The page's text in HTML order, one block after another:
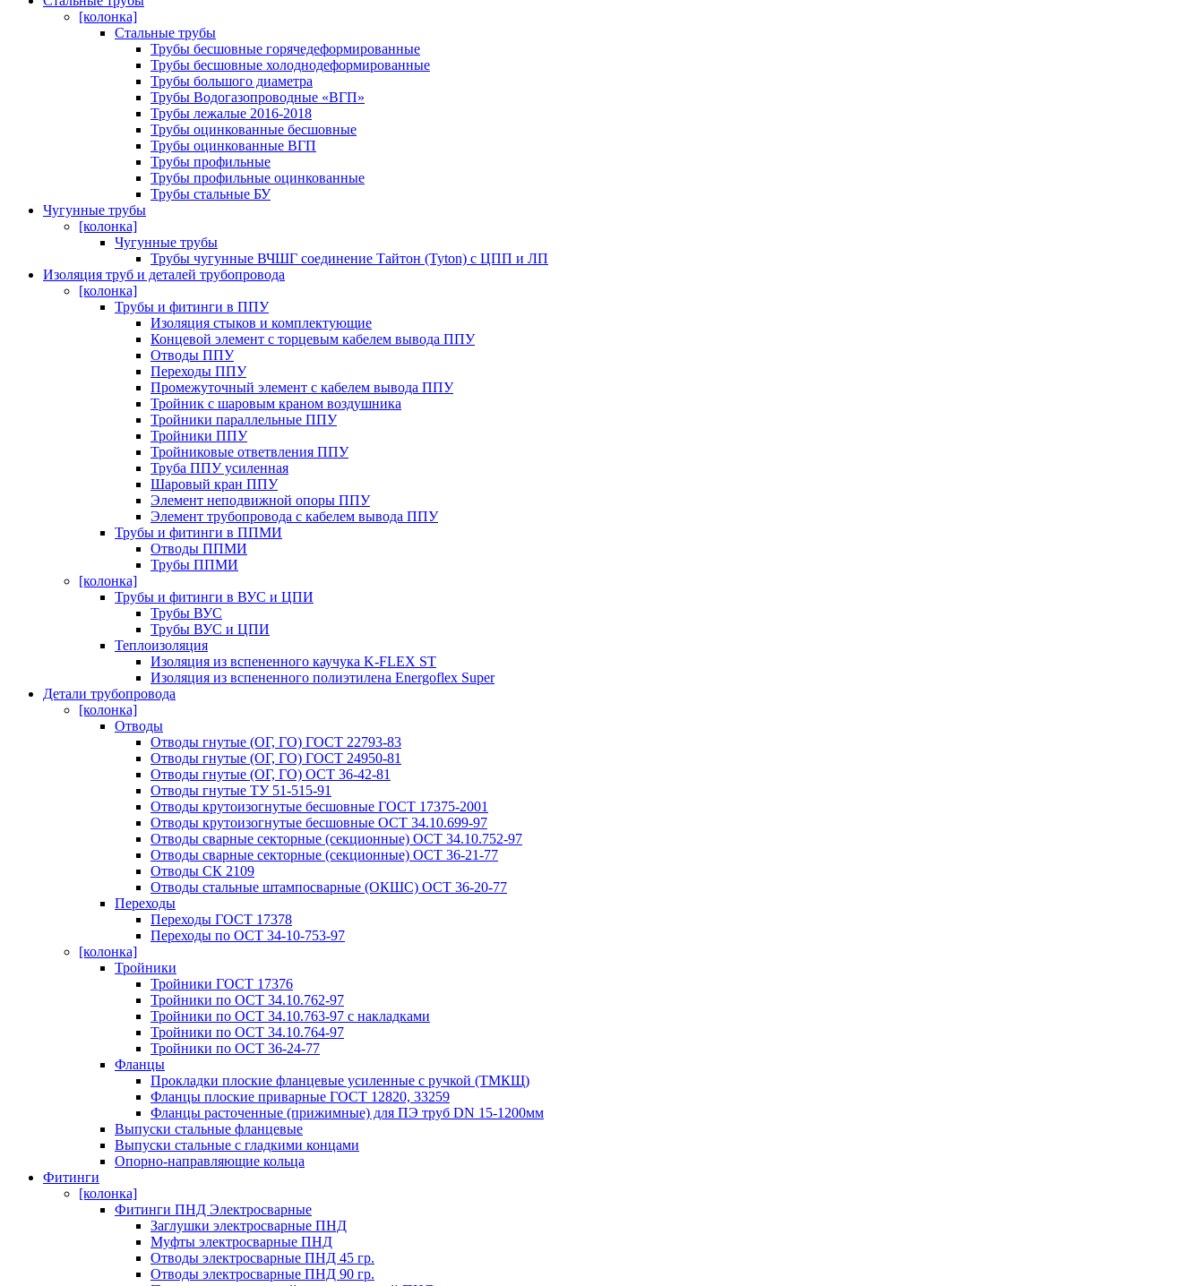
[колонка]
Стальные трубы
Трубы бесшовные горячедеформированные
Трубы бесшовные холоднодеформированные
Трубы большого диаметра
Трубы Водогазопроводные «ВГП»
Трубы лежалые 2016-2018
Трубы оцинкованные бесшовные
Трубы оцинкованные ВГП
Трубы профильные
Трубы профильные оцинкованные
Трубы стальные БУ
Чугунные трубы
[колонка]
Чугунные трубы
Трубы чугунные ВЧШГ соединение Тайтон (Tyton) с ЦПП и ЛП
Изоляция труб и деталей трубопровода
[колонка]
Трубы и фитинги в ППУ
Изоляция стыков и комплектующие
Концевой элемент с торцевым кабелем вывода ППУ
Отводы ППУ
Переходы ППУ
Промежуточный элемент с кабелем вывода ППУ
Тройник с шаровым краном воздушника
Тройники параллельные ППУ
Тройники ППУ
Тройниковые ответвления ППУ
Труба ППУ усиленная
Шаровый кран ППУ
Элемент неподвижной опоры ППУ
Элемент трубопровода с кабелем вывода ППУ
Трубы и фитинги в ППМИ
Отводы ППМИ
Трубы ППМИ
[колонка]
Трубы и фитинги в ВУС и ЦПИ
Трубы ВУС
Трубы ВУС и ЦПИ
Теплоизоляция
Изоляция из вспененного каучука K-FLEX ST
Изоляция из вспененного полиэтилена Energoflex Super
Детали трубопровода
[колонка]
Отводы
Отводы гнутые (ОГ, ГО) ГОСТ 22793-83
Отводы гнутые (ОГ, ГО) ГОСТ 24950-81
Отводы гнутые (ОГ, ГО) ОСТ 36-42-81
Отводы гнутые ТУ 51-515-91
Отводы крутоизогнутые бесшовные ГОСТ 17375-2001
Отводы крутоизогнутые бесшовные ОСТ 34.10.699-97
Отводы сварные секторные (секционные) ОСТ 34.10.752-97
Отводы сварные секторные (секционные) ОСТ 36-21-77
Отводы СК 2109
Отводы стальные штампосварные (ОКШС) ОСТ 36-20-77
Переходы
Переходы ГОСТ 17378
Переходы по ОСТ 34-10-753-97
[колонка]
Тройники
Тройники ГОСТ 17376
Тройники по ОСТ 34.10.762-97
Тройники по ОСТ 34.10.763-97 с накладками
Тройники по ОСТ 34.10.764-97
Тройники по ОСТ 36-24-77
Фланцы
Прокладки плоские фланцевые усиленные с ручкой (ТМКЩ)
Фланцы плоские приварные ГОСТ 12820, 33259
Фланцы расточенные (прижимные) для ПЭ труб DN 15-1200мм
Выпуски стальные фланцевые
Выпуски стальные с гладкими концами
Опорно-направляющие кольца
Фитинги
[колонка]
Фитинги ПНД Электросварные
Заглушки электросварные ПНД
Муфты электросварные ПНД
Отводы электросварные ПНД 45 гр.
Отводы электросварные ПНД 90 гр.